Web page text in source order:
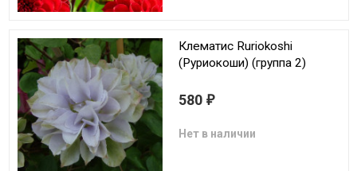
Клематис Ruriokoshi
(Руриокоши) (группа 2)
580 ₽
Нет в наличии